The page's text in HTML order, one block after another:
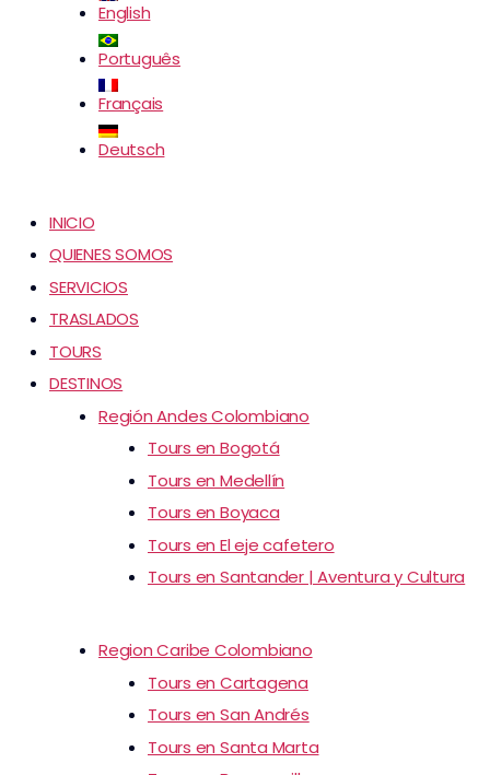
English
Português
Français
Deutsch
INICIO
QUIENES SOMOS
SERVICIOS
TRASLADOS
TOURS
DESTINOS
Región Andes Colombiano
Tours en Bogotá
Tours en Medellín
Tours en Boyaca
Tours en El eje cafetero
Tours en Santander | Aventura y Cultura
Region Caribe Colombiano
Tours en Cartagena
Tours en San Andrés
Tours en Santa Marta